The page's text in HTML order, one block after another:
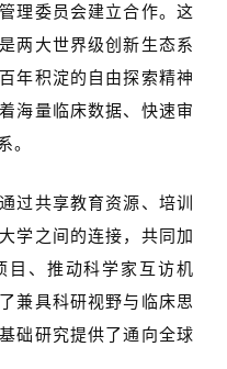
理委员会建立合作。这
两大世界级创新生态系
年积淀的自由探索精神
海量临床数据、快速审
。
过共享教育资源、培训
学之间的连接，共同加
目、推动科学家互访机
兼具科研视野与临床思
础研究提供了通向全球